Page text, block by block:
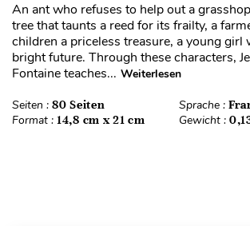
An ant who refuses to help out a
tree that taunts a reed for its frailty, a
children a priceless treasure, a young girl
bright future. Through these characters,
Fontaine teaches... Weiterlesen
Seiten : 80 Seiten Sprache :
Format : 14,8 cm x 21 cm Gewicht :